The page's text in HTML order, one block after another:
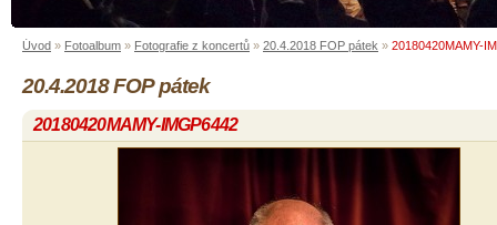
Úvod » Fotoalbum » Fotografie z koncertů » 20.4.2018 FOP pátek » 20180420MAMY-
20.4.2018 FOP pátek
20180420MAMY-IMGP6442